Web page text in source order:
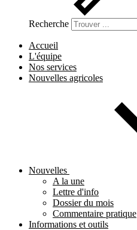
Recherche
Accueil
L'équipe
Nos services
Nouvelles agricoles
Nouvelles
A la une
Lettre d'info
Dossier du mois
Commentaire pratique
Informations et outils